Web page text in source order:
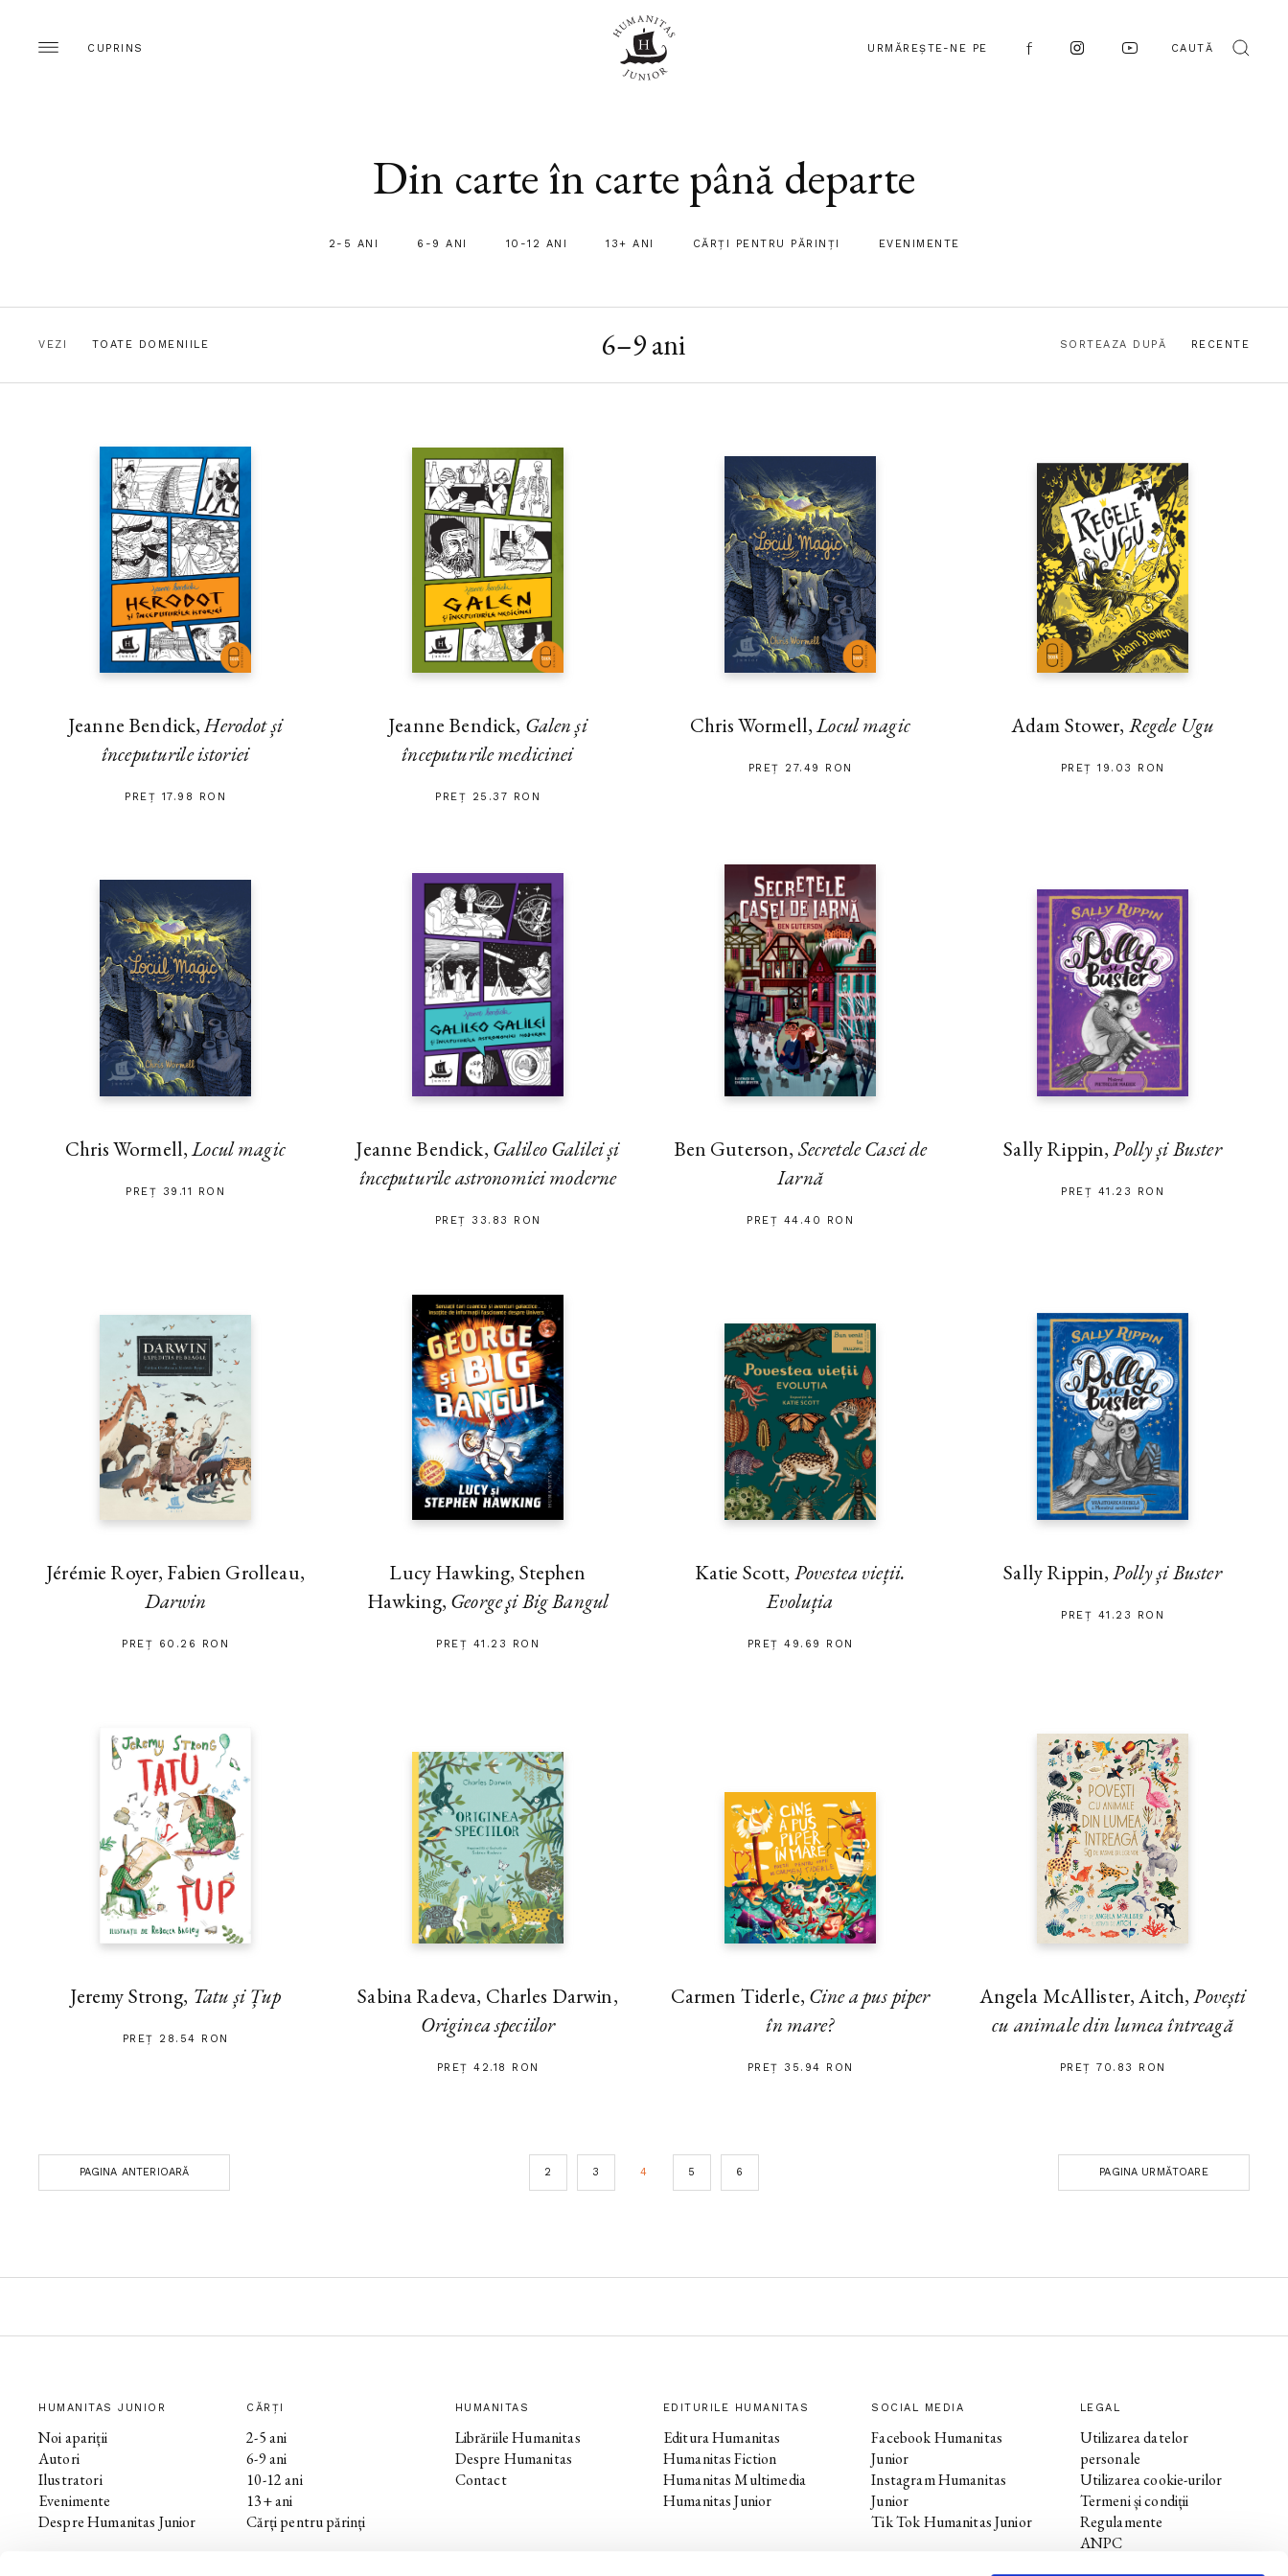
CUPRINS URMĂREȘTE-NE PE CAUTĂ
Din carte în carte până departe
2-5 ANI 6-9 ANI 10-12 ANI 13+ ANI CĂRȚI PENTRU PĂRINȚI EVENIMENTE
6–9 ani
VEZI TOATE DOMENIILE SORTEAZA DUPĂ RECENTE
Jeanne Bendick,Herodot și
începuturile istoriei
PREȚ 17.98 RON
Jeanne Bendick, Galen și
începuturile medicinei
PREȚ 25.37 RON
Chris Wormell,Locul magic
PREȚ 27.49 RON
Adam Stower, Regele Ugu
PREȚ 19.03 RON
Chris Wormell,Locul magic
PREȚ 39.11 RON
Jeanne Bendick, Galileo Galilei și
începuturile astronomiei moderne
PREȚ 33.83 RON
Ben Guterson,Secretele Casei de
Iarnă
PREȚ 44.40 RON
Sally Rippin,Polly și Buster
PREȚ 41.23 RON
Jérémie Royer, Fabien Grolleau,
Darwin
PREȚ 60.26 RON
Lucy Hawking, Stephen
Hawking, George şi Big Bangul
PREȚ 41.23 RON
Katie Scott, Povestea vieții.
Evoluția
PREȚ 49.69 RON
Sally Rippin,Polly și Buster
PREȚ 41.23 RON
Jeremy Strong, Tatu și Țup
PREȚ 28.54 RON
Sabina Radeva, Charles Darwin,
Originea speciilor
PREȚ 42.18 RON
Carmen Tiderle, Cine a pus piper
în mare?
PREȚ 35.94 RON
Angela McAllister, Aitch,Povești
cu animale din lumea întreagă
PREȚ 70.83 RON
PAGINA ANTERIOARĂ 2 3 4 5 6 PAGINA URMĂTOARE
HUMANITAS JUNIOR
Noi apariții
Autori
Ilustratori
Evenimente
Despre Humanitas Junior
CĂRȚI
2-5 ani
6-9 ani
10-12 ani
13+ ani
Cărți pentru părinți
HUMANITAS
Librăriile Humanitas
Despre Humanitas
Contact
EDITURILE HUMANITAS
Editura Humanitas
Humanitas Fiction
Humanitas Multimedia
Humanitas Junior
SOCIAL MEDIA
Facebook Humanitas
Junior
Instagram Humanitas
Junior
Tik Tok Humanitas Junior
LEGAL
Utilizarea datelor
personale
Utilizarea cookie-urilor
Termeni și condiții
Regulamente
ANPC